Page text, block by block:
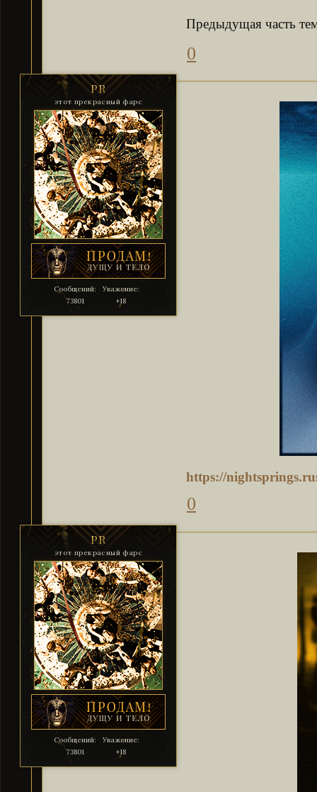
Предыдущая часть
0
PR
этот прекрасный фарс
Сообщений:
73801
Уважение:
+18
https://
0
PR
этот прекрасный фарс
Сообщений:
73801
Уважение:
+18